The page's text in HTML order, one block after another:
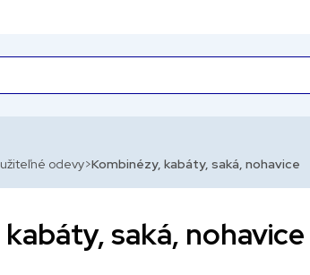
odevy Kombinézy, kabáty, saká, nohavice
saká, nohavice